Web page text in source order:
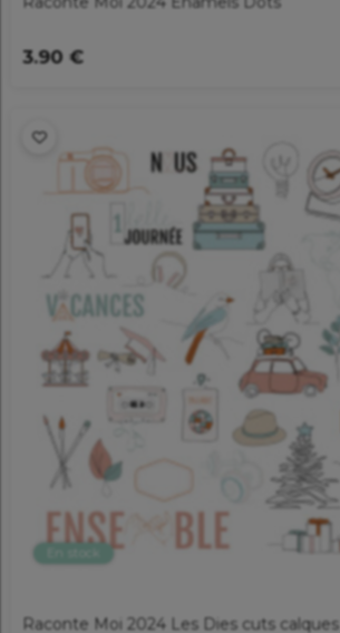
3.90 €
Raconte Moi 2024 Les Dies cuts calques